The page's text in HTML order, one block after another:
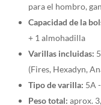
5A
Stylish
Drumsticks
cantidad
para el hombro,
Capacidad de la
+ 1 almohadilla
Varillas incluidas:
(Fires, Hexadyn,
Tipo de varilla: 5A
Peso total: aprox.